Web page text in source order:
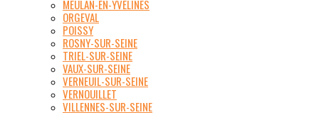
MEULAN-EN-YVELINES
ORGEVAL
POISSY
ROSNY-SUR-SEINE
TRIEL-SUR-SEINE
VAUX-SUR-SEINE
VERNEUIL-SUR-SEINE
VERNOUILLET
VILLENNES-SUR-SEINE